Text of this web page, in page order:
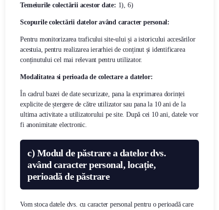
Temeiurile colectării acestor date: 1), 6)
Scopurile colectării datelor având caracter personal:
Pentru monitorizarea traficului site-ului și a istoricului accesărilor
acestuia, pentru realizarea ierarhiei de conținut și identificarea
conținutului cel mai relevant pentru utilizator.
Modalitatea si perioada de colectare a datelor:
În cadrul bazei de date securizate, pana la exprimarea dorinței
explicite de ștergere de către utilizator sau pana la 10 ani de la
ultima activitate a utilizatorului pe site. După cei 10 ani, datele vor
fi anonimitate electronic.
c) Modul de păstrare a datelor dvs.
având caracter personal, locație,
perioadă de păstrare
Vom stoca datele dvs. cu caracter personal pentru o perioadă care